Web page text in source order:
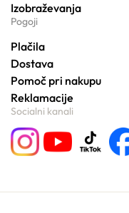
Izobraževanja
Pogoji
Plačila
Dostava
Pomoč pri nakupu
Reklamacije
Socialni kanali